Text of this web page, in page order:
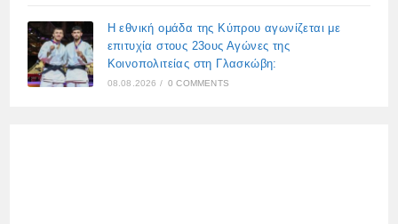
Η εθνική ομάδα της Κύπρου αγωνίζεται με
επιτυχία στους 23ους Αγώνες της
Κοινοπολιτείας στη Γλασκώβη:
08.08.2026 / 0 COMMENTS